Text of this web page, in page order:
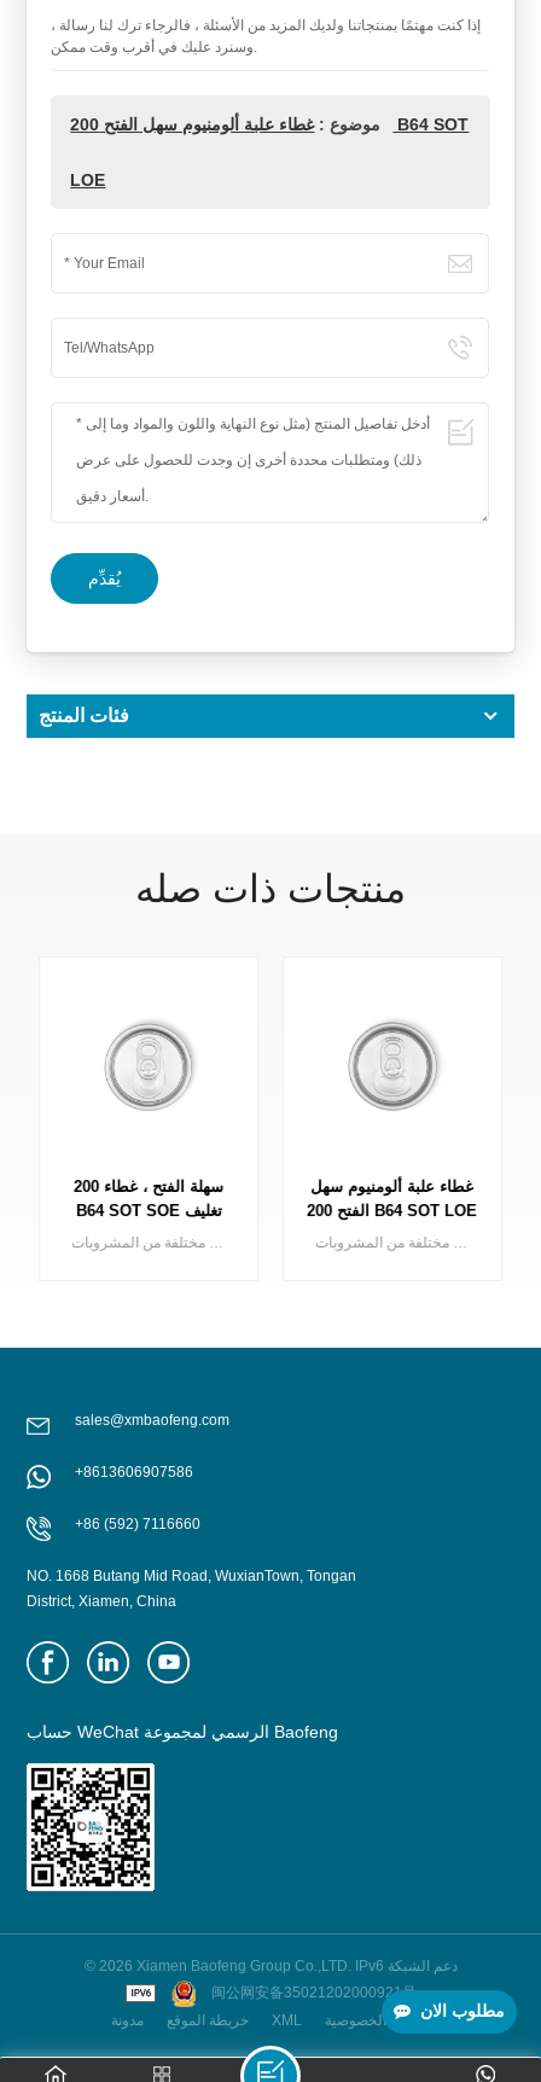
مطلوب الان
إذا كنت مهتمًا بمنتجاتنا ولديك المزيد من الأسئلة ، فالرجاء ترك لنا رسالة ،
وسنرد عليك في أقرب وقت ممكن.
موضوع : غطاء علبة ألومنيوم سهل الفتح 200 B64 SOT
LOE
يُقدِّم
فئات المنتج
منتجات ذات صله
سهلة الفتح ، غطاء 200
B64 SOT SOE تغليف
معدني
يمكن استخدام غطاء من الألمنيوم 200 ديا سهل الفتح (فتحة قياسية / صغيرة) لـ 2 قطعة في أنواع مختلفة من المشروبات
غطاء علبة ألومنيوم سهل
الفتح 200 B64 SOT LOE
غطاء علبة ألومنيوم سهل الفتح بقطر 200 مم لعلبة مشروبات مكونة من قطعتين، مناسب لأنواع مختلفة من المشروبات
sales@xmbaofeng.com
+8613606907586
+86 (592) 7116660
NO. 1668 Butang Mid Road, WuxianTown, Tongan
District, Xiamen, China
حساب WeChat الرسمي لمجموعة Baofeng
© 2026 Xiamen Baofeng Group Co.,LTD. IPv6 دعم الشبكة
闽公网安备35021202000921号
مدونة
خريطة الموقع XML سياسة الخصوصية